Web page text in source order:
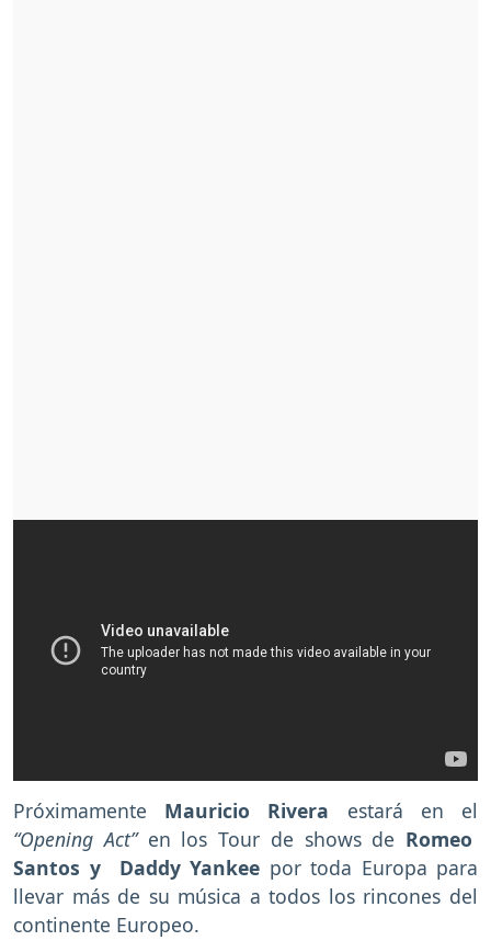
Próximamente Mauricio Rivera estará en el
“Opening Act”en los Tour de shows de Romeo
Santos y Daddy Yankee por toda Europa para
llevar más de su música a todos los rincones del
continente Europeo.